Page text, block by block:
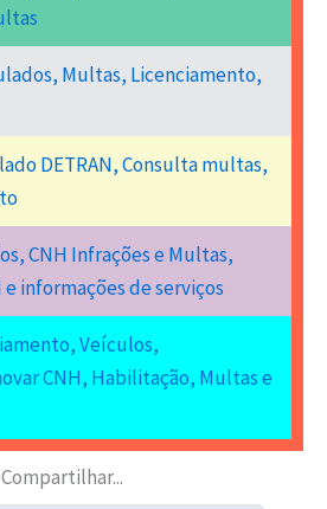
Multas, Licenciamento,
DETRAN, Consulta multas,
CNH Infrações e Multas,
informações de serviços
Veículos,
CNH, Habilitação, Multas e
Compartilhar...